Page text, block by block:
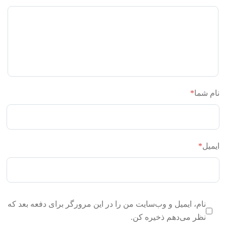
نام شما*
ایمیل*
نام، ایمیل و وب‌سایت من را در این مرورگر برای دفعه بعد که
نظر می‌دهم ذخیره کن.